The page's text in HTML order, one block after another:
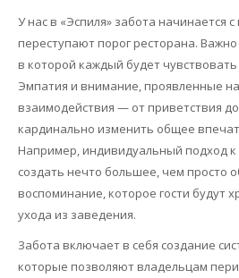
У нас в «Эспиля» забота начинается
переступают порог ресторана.
в которой каждый будет
Эмпатия и внимание, проявленные
взаимодействия — от приветствия
кардинально изменить общее
Например, индивидуальный подход
создать нечто большее, чем просто
воспоминание, которое гости будут
ухода из заведения.
Забота включает в себя создание
которые позволяют владельцам